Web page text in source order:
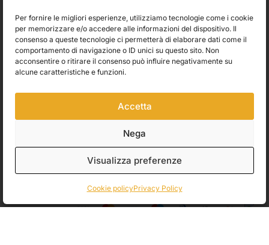
Per fornire le migliori esperienze, utilizziamo tecnologie come i cookie
per memorizzare e/o accedere alle informazioni del dispositivo. Il
consenso a queste tecnologie ci permetterà di elaborare dati come il
comportamento di navigazione o ID unici su questo sito. Non
acconsentire o ritirare il consenso può influire negativamente su
alcune caratteristiche e funzioni.
Accetta
Nega
Visualizza preferenze
Cookie policyPrivacy Policy
Resi e rimborsi
Iscriviti alla newsletter e ricevi subito il 10% di sconto
Rimani aggiornato su novità, promozioni e consigli d’arte. Il tuo
primo ordine ti aspetta con uno sconto esclusivo.
accetti che i dati personali da te forniti vengano trasferiti a Brevo per il
trattamento in conformitàall'Informativa sulla privacy di Brevo.
Accetto le condizioni generali e di ricevere le Newsletters.
ISCRIVITI